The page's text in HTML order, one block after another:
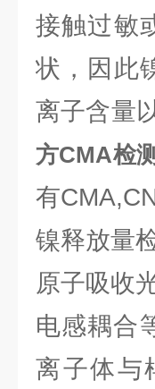
接触过敏
状，因此
离子含量
方CMA检
有
镍释放量
原子吸收
电感耦合
离子体与